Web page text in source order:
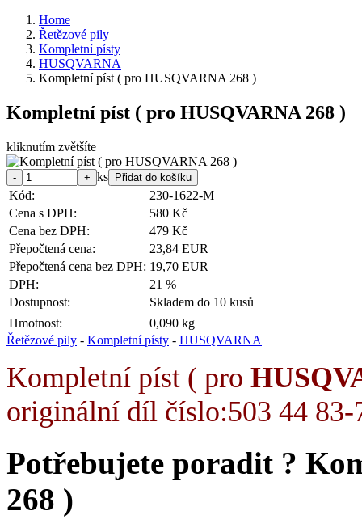
Home
Řetězové pily
Kompletní písty
HUSQVARNA
Kompletní píst ( pro HUSQVARNA 268 )
Kompletní píst ( pro HUSQVARNA 268 )
kliknutím zvětšíte
ks
Kód:
230-1622-M
Cena s DPH:
580 Kč
Cena bez DPH:
479 Kč
Přepočtená cena:
23,84 EUR
Přepočtená cena bez DPH: 19,70 EUR
DPH:
21 %
Dostupnost:
Skladem do 10 kusů
Hmotnost:
0,090 kg
Řetězové pily - Kompletní písty - HUSQVARNA
Kompletní píst ( pro
originální díl číslo:503 44 83-
Potřebujete poradit ?
268 )